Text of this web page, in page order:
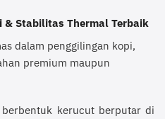
& Stabilitas Thermal Terbaik
dalam penggilingan kopi,
premium maupun
kerucut berputar di